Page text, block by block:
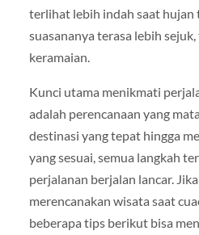
terlihat lebih indah saat hujan
suasananya terasa lebih
keramaian.
Kunci utama menikmati
adalah perencanaan yang
destinasi yang tepat hingga
yang sesuai, semua langkah
perjalanan berjalan lancar.
merencanakan wisata saat
beberapa tips berikut bisa